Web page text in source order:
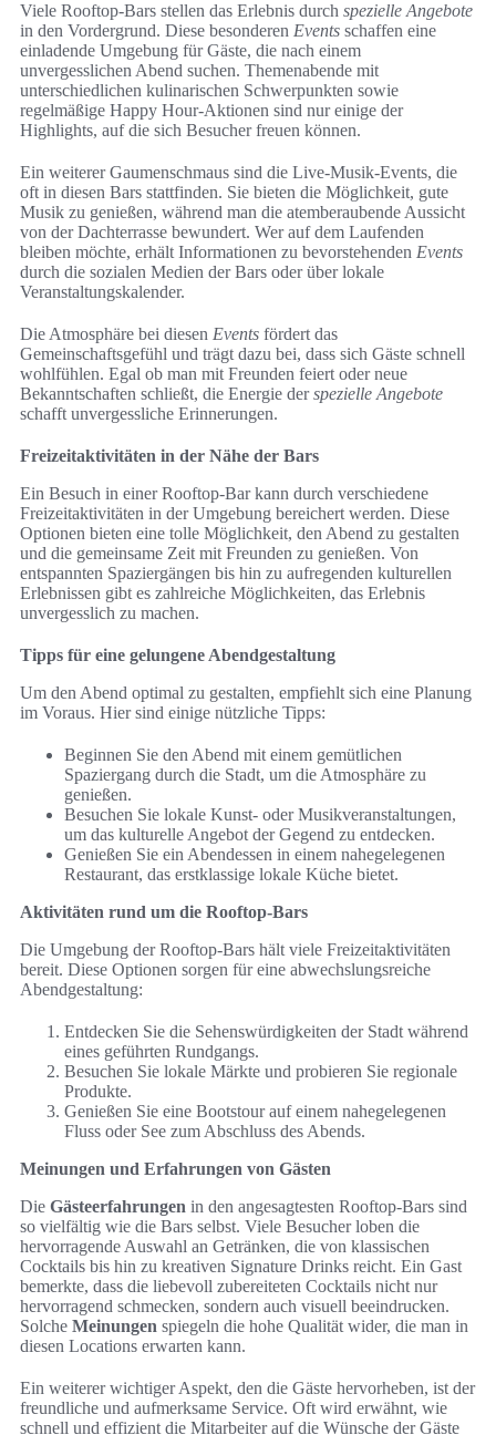
Viele Rooftop-Bars stellen das Erlebnis durch spezielle Angebote
in den Vordergrund. Diese besonderen Events schaffen eine
einladende Umgebung für Gäste, die nach einem
unvergesslichen Abend suchen. Themenabende mit
unterschiedlichen kulinarischen Schwerpunkten sowie
regelmäßige Happy Hour-Aktionen sind nur einige der
Highlights, auf die sich Besucher freuen können.
Ein weiterer Gaumenschmaus sind die Live-Musik-Events, die
oft in diesen Bars stattfinden. Sie bieten die Möglichkeit, gute
Musik zu genießen, während man die atemberaubende Aussicht
von der Dachterrasse bewundert. Wer auf dem Laufenden
bleiben möchte, erhält Informationen zu bevorstehenden Events
durch die sozialen Medien der Bars oder über lokale
Veranstaltungskalender.
Die Atmosphäre bei diesen Events fördert das
Gemeinschaftsgefühl und trägt dazu bei, dass sich Gäste schnell
wohlfühlen. Egal ob man mit Freunden feiert oder neue
Bekanntschaften schließt, die Energie derspezielle Angebote
schafft unvergessliche Erinnerungen.
Freizeitaktivitäten in der Nähe der Bars
Ein Besuch in einer Rooftop-Bar kann durch verschiedene
Freizeitaktivitäten in der Umgebung bereichert werden. Diese
Optionen bieten eine tolle Möglichkeit, den Abend zu gestalten
und die gemeinsame Zeit mit Freunden zu genießen. Von
entspannten Spaziergängen bis hin zu aufregenden kulturellen
Erlebnissen gibt es zahlreiche Möglichkeiten, das Erlebnis
unvergesslich zu machen.
Tipps für eine gelungene Abendgestaltung
Um den Abend optimal zu gestalten, empfiehlt sich eine Planung
im Voraus. Hier sind einige nützliche Tipps:
Beginnen Sie den Abend mit einem gemütlichen
Spaziergang durch die Stadt, um die Atmosphäre zu
genießen.
Besuchen Sie lokale Kunst- oder Musikveranstaltungen,
um das kulturelle Angebot der Gegend zu entdecken.
Genießen Sie ein Abendessen in einem nahegelegenen
Restaurant, das erstklassige lokale Küche bietet.
Aktivitäten rund um die Rooftop-Bars
Die Umgebung der Rooftop-Bars hält viele Freizeitaktivitäten
bereit. Diese Optionen sorgen für eine abwechslungsreiche
Abendgestaltung:
Entdecken Sie die Sehenswürdigkeiten der Stadt während
eines geführten Rundgangs.
Besuchen Sie lokale Märkte und probieren Sie regionale
Produkte.
Genießen Sie eine Bootstour auf einem nahegelegenen
Fluss oder See zum Abschluss des Abends.
Meinungen und Erfahrungen von Gästen
Die Gästeerfahrungen in den angesagtesten Rooftop-Bars sind
so vielfältig wie die Bars selbst. Viele Besucher loben die
hervorragende Auswahl an Getränken, die von klassischen
Cocktails bis hin zu kreativen Signature Drinks reicht. Ein Gast
bemerkte, dass die liebevoll zubereiteten Cocktails nicht nur
hervorragend schmecken, sondern auch visuell beeindrucken.
Solche Meinungen spiegeln die hohe Qualität wider, die man in
diesen Locations erwarten kann.
Ein weiterer wichtiger Aspekt, den die Gäste hervorheben, ist der
freundliche und aufmerksame Service. Oft wird erwähnt, wie
schnell und effizient die Mitarbeiter auf die Wünsche der Gäste